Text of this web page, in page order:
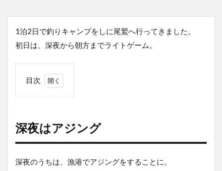
1泊2日で釣りキャンプをしに尾鷲へ行ってきました。
初日は、深夜から朝方までライトゲーム。
目次
は
ア
ジ
グ
深夜はアジング
深夜のうちは、漁港でアジングをすることに。